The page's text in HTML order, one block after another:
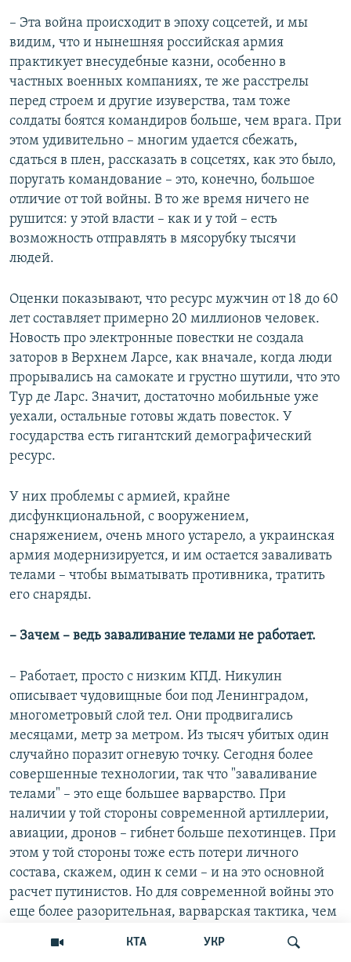
КТА УКР
– Эта война происходит в эпоху соцсетей, и мы
видим, что и нынешняя российская армия
практикует внесудебные казни, особенно в
частных военных компаниях, те же расстрелы
перед строем и другие изуверства, там тоже
солдаты боятся командиров больше, чем врага. При
этом удивительно – многим удается сбежать,
сдаться в плен, рассказать в соцсетях, как это было,
поругать командование – это, конечно, большое
отличие от той войны. В то же время ничего не
рушится: у этой власти – как и у той – есть
возможность отправлять в мясорубку тысячи
людей.
Оценки показывают, что ресурс мужчин от 18 до 60
лет составляет примерно 20 миллионов человек.
Новость про электронные повестки не создала
заторов в Верхнем Ларсе, как вначале, когда люди
прорывались на самокате и грустно шутили, что это
Тур де Ларс. Значит, достаточно мобильные уже
уехали, остальные готовы ждать повесток. У
государства есть гигантский демографический
ресурс.
У них проблемы с армией, крайне
дисфункциональной, с вооружением,
снаряжением, очень много устарело, а украинская
армия модернизируется, и им остается заваливать
телами – чтобы выматывать противника, тратить
его снаряды.
– Зачем – ведь заваливание телами не работает.
– Работает, просто с низким КПД. Никулин
описывает чудовищные бои под Ленинградом,
многометровый слой тел. Они продвигались
месяцами, метр за метром. Из тысяч убитых один
случайно поразит огневую точку. Сегодня более
совершенные технологии, так что "заваливание
телами" – это еще большее варварство. При
наличии у той стороны современной артиллерии,
авиации, дронов – гибнет больше пехотинцев. При
этом у той стороны тоже есть потери личного
состава, скажем, один к семи – и на это основной
расчет путинистов. Но для современной войны это
еще более разорительная, варварская тактика, чем